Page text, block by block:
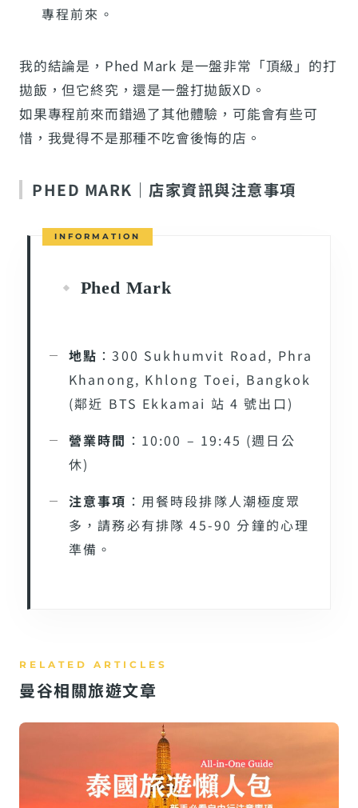
專程前來。
我的結論是，Phed Mark 是一盤非常「頂級」的打
拋飯，但它終究，還是一盤打拋飯XD。
如果專程前來而錯過了其他體驗，可能會有些可
惜，我覺得不是那種不吃會後悔的店。
PHED MARK｜店家資訊與注意事項
Phed Mark
地點 ：300 Sukhumvit Road, Phra
Khanong, Khlong Toei, Bangkok
(鄰近 BTS Ekkamai 站 4 號出口)
營業時間 ：10:00 – 19:45 (週日公
休)
注意事項 ：用餐時段排隊人潮極度眾
多，請務必有排隊 45-90 分鐘的心理
準備。
曼谷相關旅遊文章